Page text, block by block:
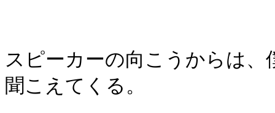
スピーカーの向こうからは
聞こえてくる。